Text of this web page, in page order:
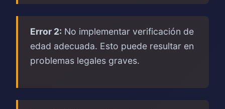
Error 2: No implementar verificación de
edad adecuada. Esto puede resultar en
problemas legales graves.